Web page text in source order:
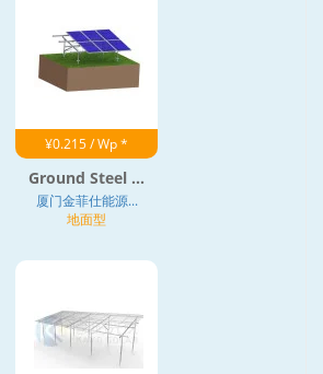
¥0.215 / Wp *
Ground Steel ...
厦门金菲仕能源...
地面型